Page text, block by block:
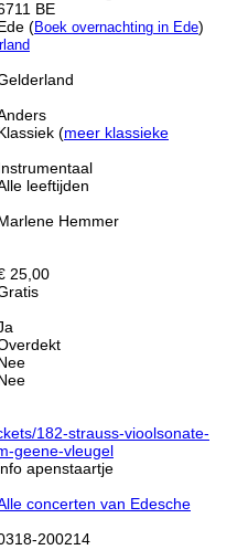
BE
(Boek overnachting in Ede)
(meer klassieke
leeftijden
Hemmer
25,00
182-strauss-vioolsonate-
geene-vleugel
apenstaartje
concerten van Edesche
200214